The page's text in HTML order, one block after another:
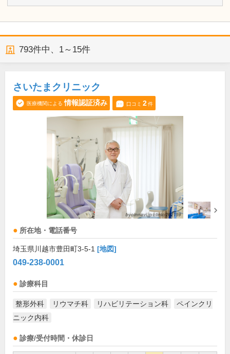
793件中、 1～15件
さいたまクリニック
医療機関による 情報認証済み 口コミ 2件
所在地・電話番号
埼玉県川越市豊田町3-5-1 [地図]
049-238-0001
診療科目
整形外科 リウマチ科 リハビリテーション科
ペインクリ
ニック内科
診療/受付時間・休診日